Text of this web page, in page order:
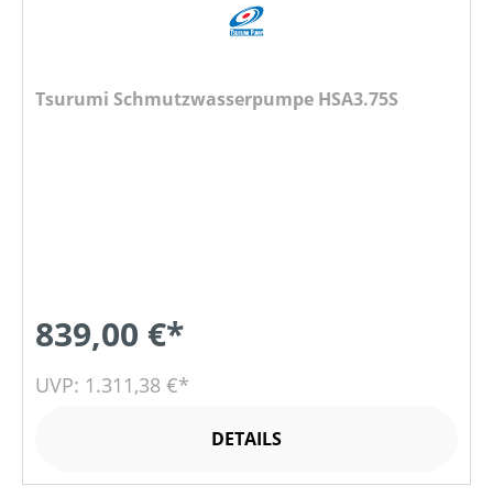
Tsurumi Schmutzwasserpumpe HSA3.75S
839,00 €*
UVP: 1.311,38 €*
DETAILS